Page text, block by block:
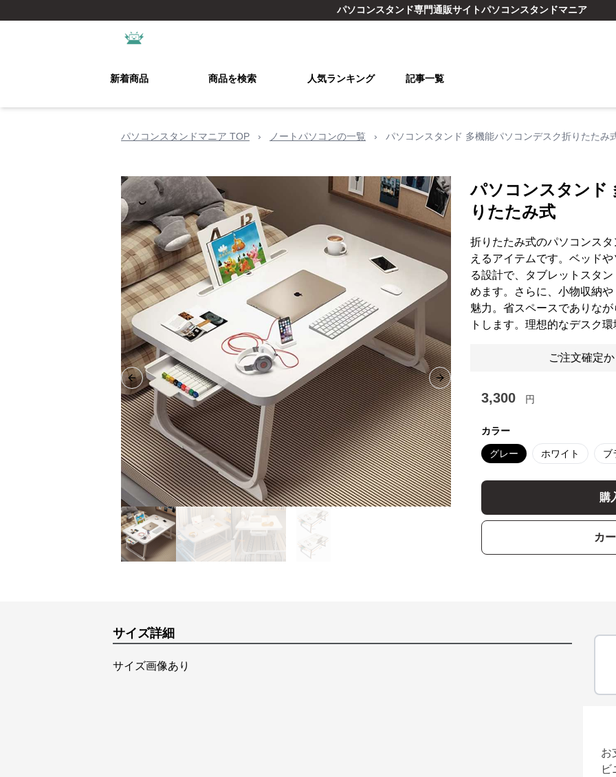
パソコンスタンド専門通販サイトパソコンスタンドマニア
新着商品 商品を検索 人気ランキング 記事一覧
パソコンスタンドマニア TOP › ノートパソコンの一覧 › パソコンスタンド 多機能パソコンデスク折りたたみ
Previous slide Next slide
パソコンスタンド
りたたみ式
折りたたみ式のパソコンス
えるアイテムです。ベッド
る設計で、タブレットスタ
めます。さらに、小物収納
魅力。省スペースでありな
トします。理想的なデスク
ご注文確定
3,300 円
カラー
グレー ホワイト ブ
購
カ
サイズ詳細
サイズ画像あり
お
ビ